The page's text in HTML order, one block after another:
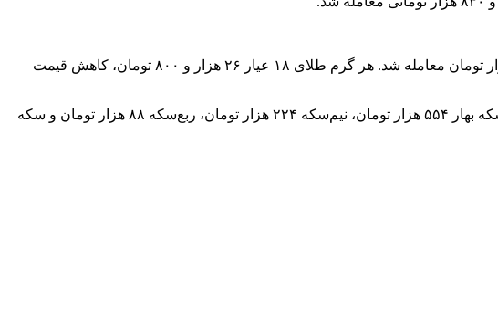
قیمت طلا، روز شنبه ۲۱ بهمن کاهش داشت. هر مثقال طلای ۱۸ عیار با کاهش ۱۴۹ هزار تومانی با رقم ۱۱ میلیون و ۹۲۷ هزار تومان معامله شد. هر گرم طلای ۱۸ عیار ۲۶ هزار و ۸۰۰ تومان، کاهش قیمت
حباب در خانواده سکه‌ها نیز روز شنبه در تمام قطعات افزایش‌های قابل توجهی داشت. حباب سکه‌‌ امامی ۵۴۲ هزار تومان، سکه بهار ۵۵۴ هزار تومان، نیم‌سکه ۲۲۴ هزار تومان، ربع‌سکه ۸۸ هزار تومان و سکه‌